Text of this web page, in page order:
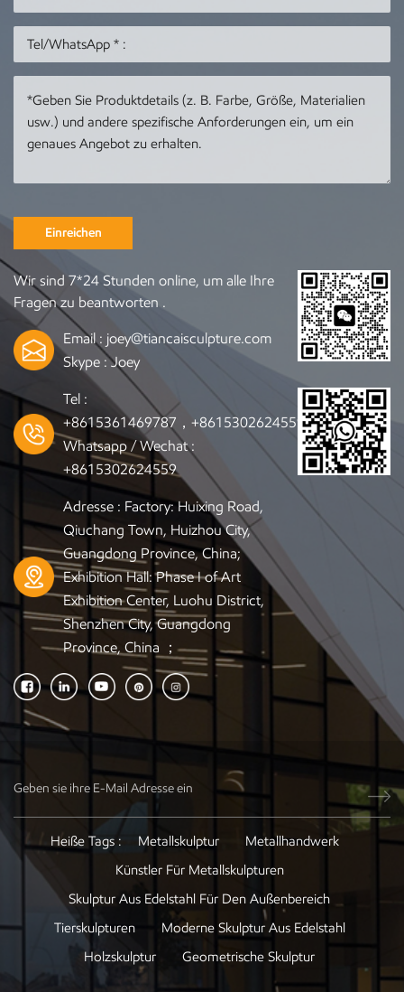
Einreichen
Wir sind 7*24 Stunden online, um alle Ihre
Fragen zu beantworten .
Email : joey@tiancaisculpture.com
Skype :Joey
Tel :
+8615361469787，+8615302624559
Whatsapp / Wechat :
+8615302624559
Adresse : Factory: Huixing Road,
Qiuchang Town, Huizhou City,
Guangdong Province, China;
Exhibition Hall: Phase I of Art
Exhibition Center, Luohu District,
Shenzhen City, Guangdong
Province, China ；
Heiße Tags : Metallskulptur
Metallhandwerk
Künstler Für Metallskulpturen
Skulptur Aus Edelstahl Für Den Außenbereich
Tierskulpturen
Moderne Skulptur Aus Edelstahl
Holzskulptur
Geometrische Skulptur